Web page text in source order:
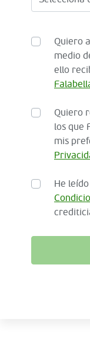
Quiero
medio
ello
Quiero
los que
mis
He